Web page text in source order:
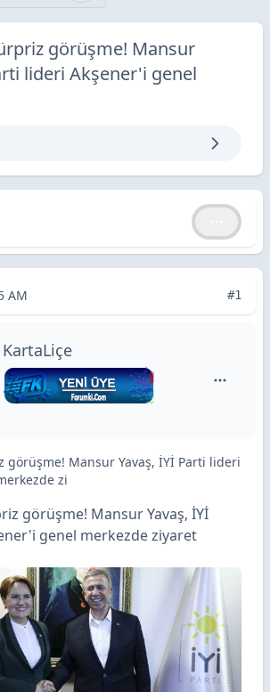
görüşme! Mansur
lideri Akşener'i genel
görüşme! Mansur Yavaş, İYİ Parti
AM #1
KartaLiçe
görüşme! Mansur Yavaş, İYİ Parti lideri
zi
görüşme! Mansur Yavaş, İYİ
genel merkezde ziyaret